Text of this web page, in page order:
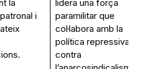
la
i
lidera una força
paramilitar que
col·labora amb la
política repressiva
contra